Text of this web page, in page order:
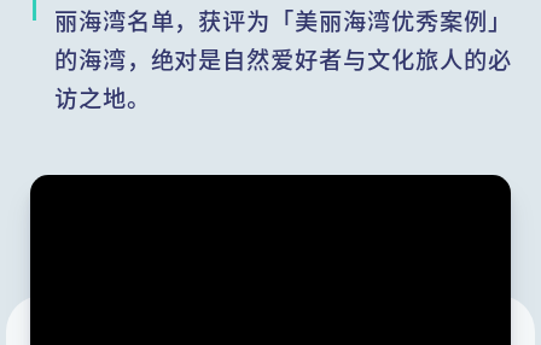
丽海湾名单，获评为「美丽海湾优秀案例」
的海湾，绝对是自然爱好者与文化旅人的必
访之地。